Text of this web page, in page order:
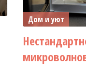
Дом и уют